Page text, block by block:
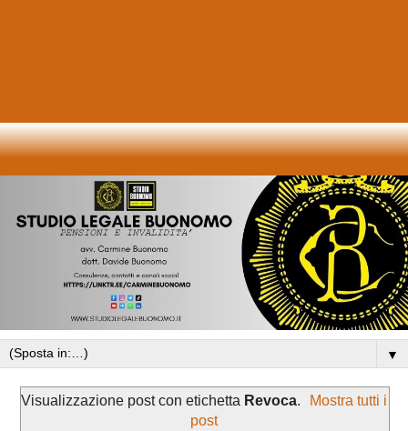
▼
Visualizzazione post con etichetta Revoca.
Mostra tutti i
post